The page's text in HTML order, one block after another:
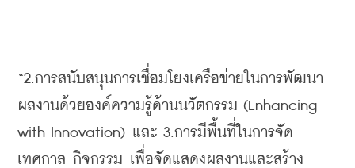
“2.การสนับสนุนการเชื่อมโยงเครือข่ายในการพัฒนา
ผลงานด้วยองค์ความรู้ด้านนวัตกรรม (Enhancing
with Innovation) และ 3.การมีพื้นที่ในการจัด
เทศกาล กิจกรรม เพื่อจัดแสดงผลงานและสร้าง